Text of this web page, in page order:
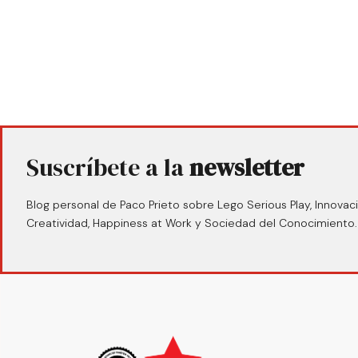
Suscríbete a lanewsletter
Blog personal de Paco Prieto sobre Lego Serious Play,
Creatividad, Happiness at Work y Sociedad del Conocimiento.